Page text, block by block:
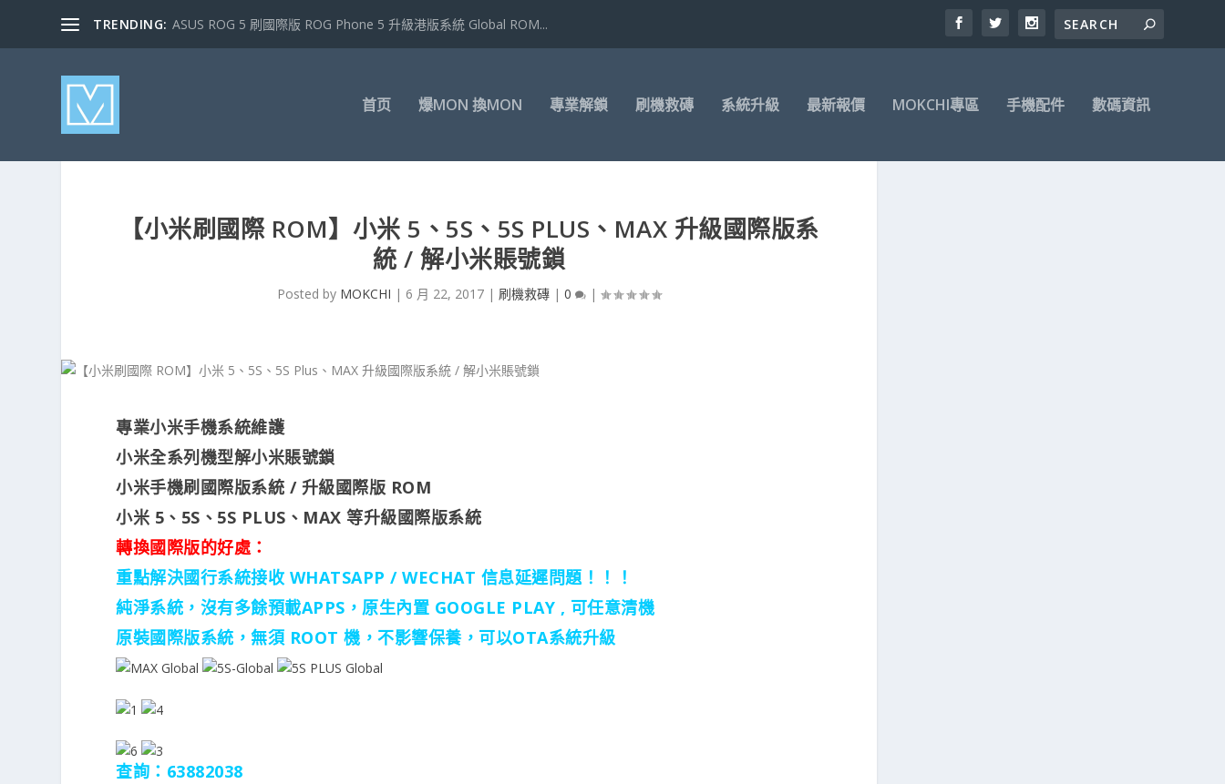
TRENDING: ASUS ROG 5 刷國際版 ROG Phone 5 升級港版系統 Global ROM...
首页 爆MON 換MON 專業解鎖 刷機救磚 系統升級 最新報價 MOKCHI專區 手機配件 數碼資訊
【小米刷國際 ROM】小米 5、5S、5S PLUS、MAX 升級國際版系
統 / 解小米賬號鎖
Posted by MOKCHI | 6 月 22, 2017 | 刷機救磚 |0 |
專業小米手機系統維護
小米全系列機型解小米賬號鎖
小米手機刷國際版系統 / 升級國際版 ROM
小米 5、5S、5S PLUS、MAX 等升級國際版系統
轉換國際版的好處：
重點解決國行系統接收 WHATSAPP / WECHAT 信息延遲問題！！！
純淨系統，沒有多餘預載APPS，原生內置 GOOGLE PLAY , 可任意清機
原裝國際版系統，無須 ROOT 機，不影響保養，可以OTA系統升級
查詢：63882038